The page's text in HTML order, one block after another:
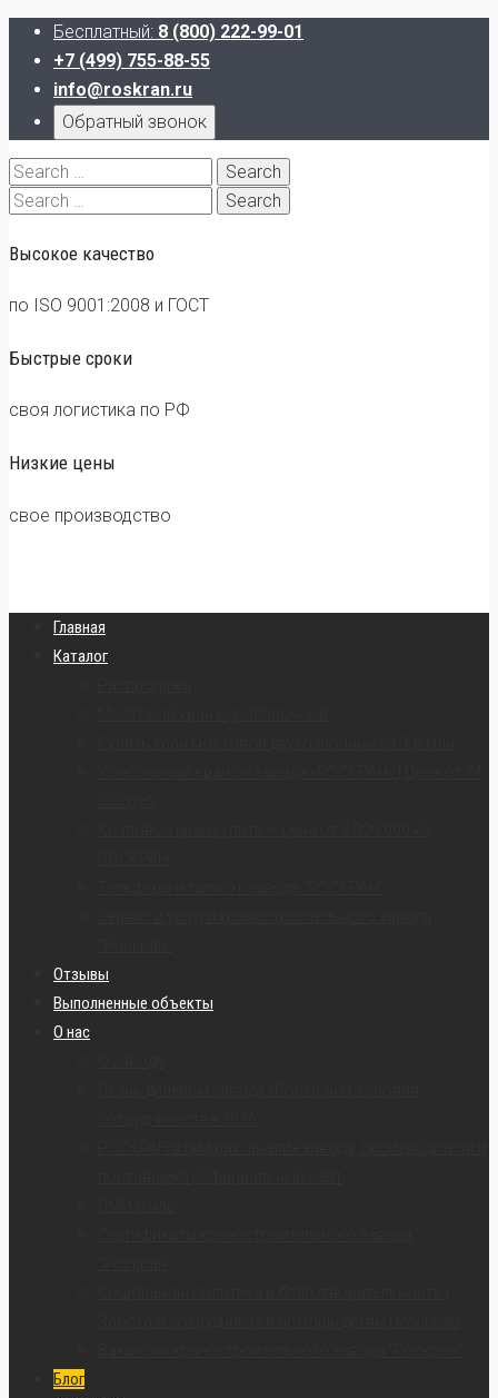
Бесплатный: 8 (800) 222-99-01
+7 (499) 755-88-55
info@roskran.ru
Обратный звонок
Search
for:
Search
Высокое качество
по ISO 9001:2008 и ГОСТ
Быстрые сроки
своя логистика по РФ
Низкие цены
свое производство
Главная
Каталог
Отзывы
Выполненные объекты
О нас
Блог